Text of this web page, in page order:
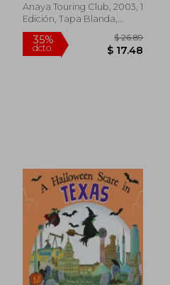
40%
dcto.
$ 37.89
$ 22.73
Anaya Touring Club, 2003, 1
Edición, Tapa Blanda,
Nuevo